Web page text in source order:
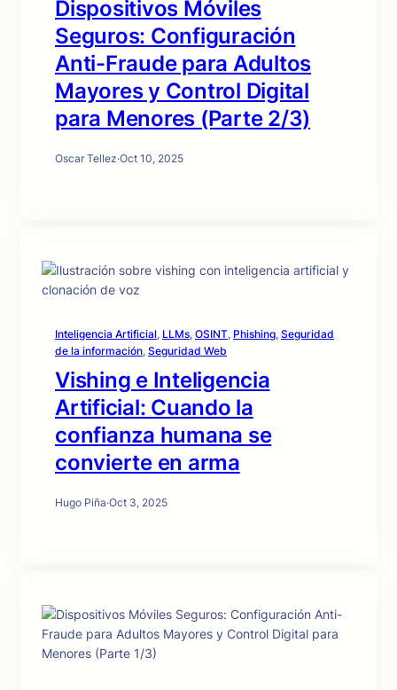
Dispositivos Móviles
Seguros: Configuración
Anti-Fraude para Adultos
Mayores y Control Digital
para Menores (Parte 2/3)
Oscar Tellez·Oct 10, 2025
Inteligencia Artificial, LLMs, OSINT, Phishing, Seguridad
de la información, Seguridad Web
Vishing e Inteligencia
Artificial: Cuando la
confianza humana se
convierte en arma
Hugo Piña·Oct 3, 2025